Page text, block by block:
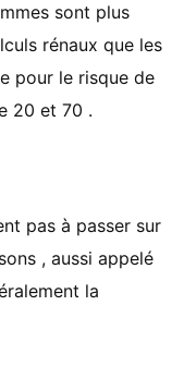
sont plus
rénaux que les
pour le risque de
20 et 70 .
pas à passer sur
, aussi appelé
la